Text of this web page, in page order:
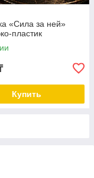
«Сила за ней»
пластик
Купить